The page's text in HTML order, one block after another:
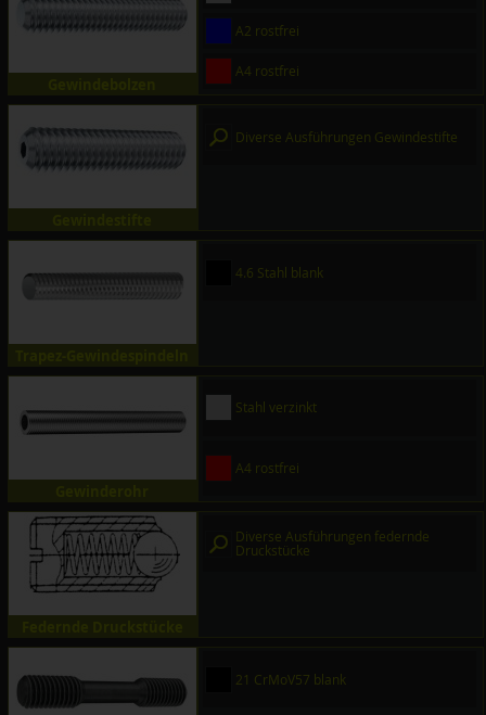
A2 rostfrei
A4 rostfrei
Diverse Ausführungen Gewindestifte
4.6 Stahl blank
Stahl verzinkt
A4 rostfrei
Diverse Ausführungen federnde
Druckstücke
21 CrMoV57 blank